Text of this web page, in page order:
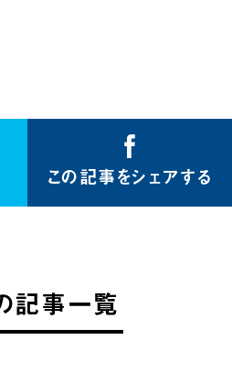
この記事をシェアする
記事一覧